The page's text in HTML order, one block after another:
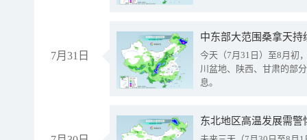
7月31日
中东部大范围桑拿天
今天（7月31日）至8月初
川盆地、陕西、甘肃的部
息。
东北地区高温发展需